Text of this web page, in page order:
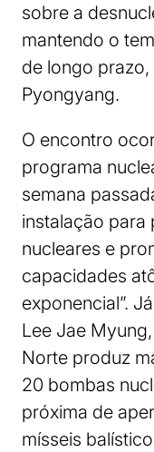
sobre a
mantendo o
de longo
Pyongyang.
O encontro
programa
semana
instalação para
nucleares e
capacidades
exponencial”.
Lee Jae
Norte produz
20 bombas
próxima de
mísseis